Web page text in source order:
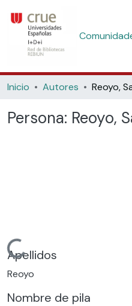
Inicio Autores Reoyo,
Persona: Reoyo,
Cargando...
Apellidos
Reoyo
Nombre de pila